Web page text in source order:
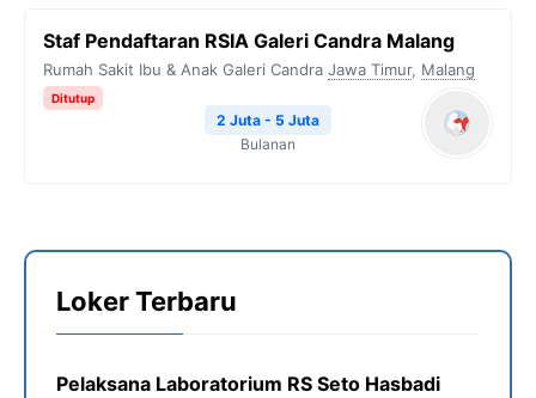
Staf Pendaftaran RSIA Galeri Candra Malang
Rumah Sakit Ibu & Anak Galeri Candra Jawa Timur, Malang
Ditutup
2 Juta - 5 Juta
Bulanan
Loker Terbaru
Pelaksana Laboratorium RS Seto Hasbadi